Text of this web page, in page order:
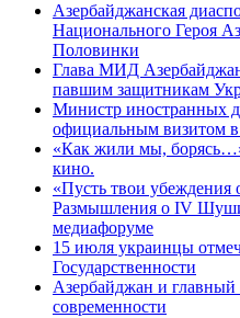
Азербайджанская
Национального Героя
Половинки
Глава МИД
павшим защитникам
Министр иностранных
официальным визитом
«Как жили мы,
кино.
«Пусть твои
Размышления о IV
медиафоруме
15 июля украинцы
Государственности
Азербайджан и
современности